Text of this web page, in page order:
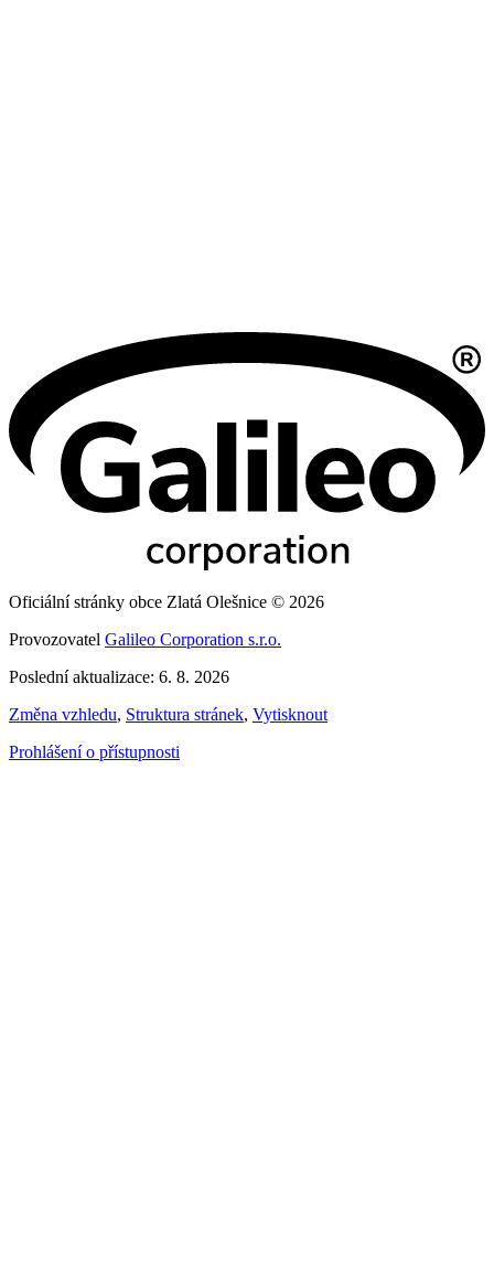
Oficiální stránky obce Zlatá Olešnice © 2026
Provozovatel Galileo Corporation s.r.o.
Poslední aktualizace: 6. 8. 2026
Změna vzhledu, Struktura stránek, Vytisknout
Prohlášení o přístupnosti